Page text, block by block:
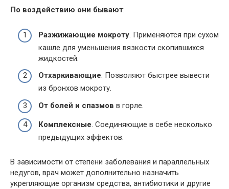
По воздействию они бывают:
Разжижающие мокроту. Применяются при сухом
кашле для уменьшения вязкости скопившихся
жидкостей.
Отхаркивающие. Позволяют быстрее вывести
из бронхов мокроту.
От болей и спазмов в горле.
Комплексные. Соединяющие в себе несколько
предыдущих эффектов.
В зависимости от степени заболевания и параллельных
недугов, врач может дополнительно назначить
укрепляющие организм средства, антибиотики и другие